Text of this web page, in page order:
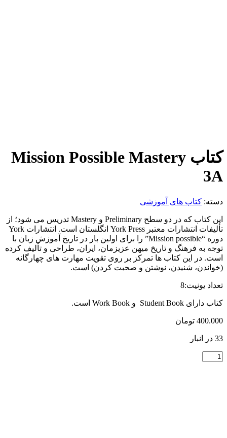
کتاب Mission Possible Mastery
3A
دسته: کتاب های آموزشی
این کتاب که در دو سطح Preliminary و Mastery تدریس می­ شود؛ از
تألیفات انتشارات معتبر York Press انگلستان است. انتشارات York
دوره “Mission possible” را برای اولین بار در تاریخ آموزش زبان با
توجه به فرهنگ و تاریخ میهن عزیزمان، ایران، طراحی و تألیف کرده
است. در این کتاب­ ها تمرکز بر روی تقویت مهارت­ های چهارگانه
(خواندن، شنیدن، نوشتن و صحبت کردن) است.
تعداد یونیت:8
کتاب دارای Student Book و Work Book است.
400.000 تومان
33 در انبار
کتاب
Mission